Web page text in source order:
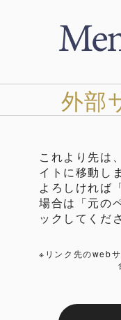
外部
これより先は
イトに移動し
よろしければ
場合は「元の
ックしてくだ
※リンク先のweb